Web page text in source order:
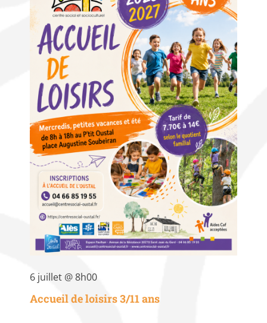
6 juillet @ 8h00
Accueil de loisirs 3/11 ans